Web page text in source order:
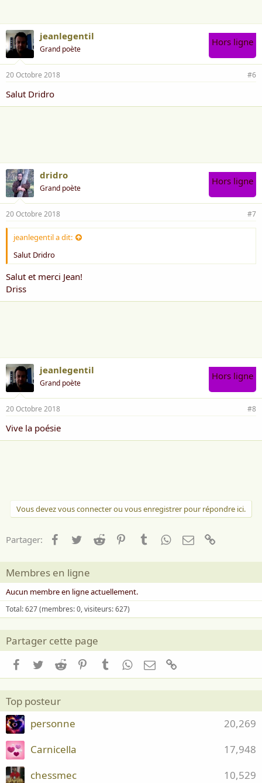
jeanlegentil
Grand poète
Hors ligne
20 Octobre 2018 #6
Salut Dridro
dridro
Grand poète
Hors ligne
20 Octobre 2018 #7
jeanlegentil a dit:
Salut Dridro
Salut et merci Jean!
Driss
jeanlegentil
Grand poète
Hors ligne
20 Octobre 2018 #8
Vive la poésie
Vous devez vous connecter ou vous enregistrer pour répondre ici.
Partager: Facebook
TwitterReddit PinterestTumblrWhatsApp
Email
Membres en ligne
Aucun membre en ligne actuellement.
Total: 627 (membres: 0, visiteurs: 627)
Partager cette page
Facebook
TwitterReddit PinterestTumblrWhatsApp
Email
Top posteur
20,269
personne
17,948
Carnicella
10,529
chessmec